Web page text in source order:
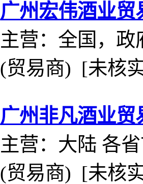
广州宏伟酒业贸
主营：全国，
(贸易商) [未核
广州非凡酒业贸
主营：大陆 各
(贸易商) [未核